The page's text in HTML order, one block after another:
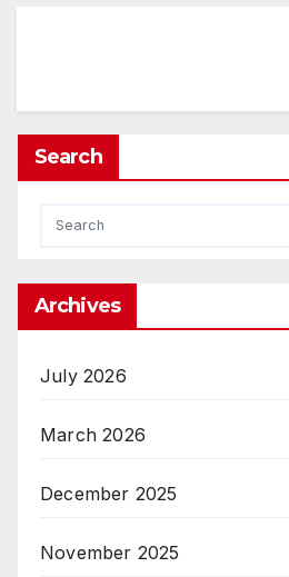
Search
Archives
July 2026
March 2026
December 2025
November 2025